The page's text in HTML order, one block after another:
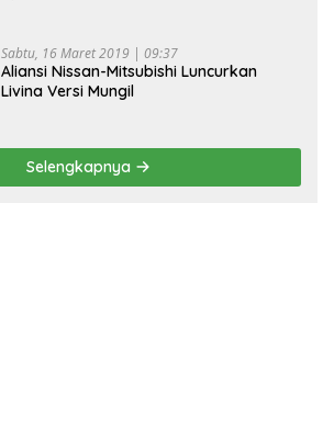
Sabtu, 16 Maret 2019 | 09:37
Aliansi Nissan-Mitsubishi Luncurkan
Livina Versi Mungil
Selengkapnya